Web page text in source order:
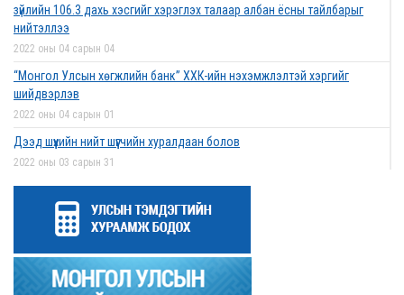
зүйлийн 106.3 дахь хэсгийг хэрэглэх талаар албан ёсны тайлбарыг
нийтэллээ
2022 оны 04 сарын 04
“Монгол Улсын хөгжлийн банк” ХХК-ийн нэхэмжлэлтэй хэргийг
шийдвэрлэв
2022 оны 04 сарын 01
Дээд шүүхийн нийт шүүгчийн хуралдаан болов
2022 оны 03 сарын 31
Нээлттэй ажлын байрны зар
2022 оны 03 сарын 31
Д.Гүрсоронз нарт холбогдох хэргийг хяналтын шатны шүүх хуралдаанаар
хэлэлцүүлэхээс татгалзав
2022 оны 03 сарын 30